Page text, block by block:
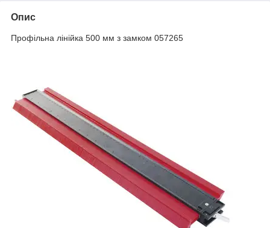
Опис
Профільна лінійка 500 мм з замком 057265